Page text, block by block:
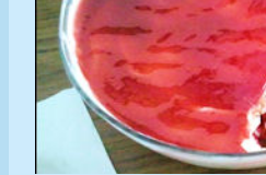
I
E
N
N
S
T